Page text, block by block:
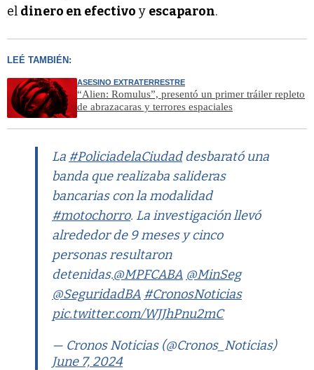
el dinero en efectivo y escaparon.
LEÉ TAMBIÉN:
ASESINO EXTRATERRESTRE
“Alien: Romulus”, presentó un primer tráiler repleto
de abrazacaras y terrores espaciales
La #PoliciadelaCiudaddesbarató una
banda que realizaba salideras
bancarias con la modalidad
#motochorro. La investigación llevó
alrededor de 9 meses y cinco
personas resultaron
detenidas.@MPFCABA @MinSeg
@SeguridadBA #CronosNoticias
pic.twitter.com/WJJhPnu2mC
— Cronos Noticias (@Cronos_Noticias)
June 7, 2024